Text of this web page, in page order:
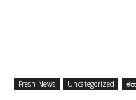
Fresh News Uncategorized